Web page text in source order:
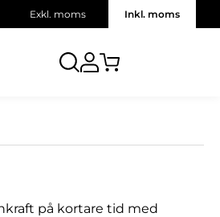
Exkl. moms Inkl. moms
på kortare tid med